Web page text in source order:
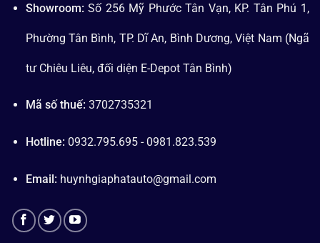
Showroom: Số 256 Mỹ Phước Tân Vạn, KP. Tân Phú 1,
Phường Tân Bình, TP. Dĩ An, Bình Dương, Việt Nam (Ngã
tư Chiêu Liêu, đối diện E-Depot Tân Bình)
Mã số thuế: 3702735321
Hotline: 0932.795.695 - 0981.823.539
Email: huynhgiaphatauto@gmail.com